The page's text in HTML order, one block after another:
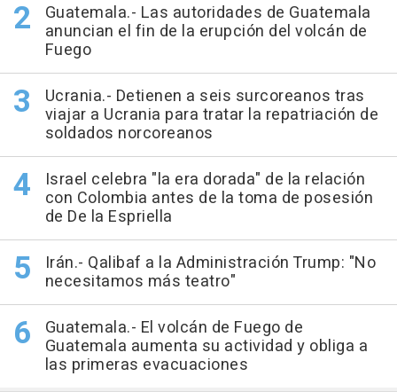
Guatemala.- Las autoridades de Guatemala
anuncian el fin de la erupción del volcán de
Fuego
Ucrania.- Detienen a seis surcoreanos tras
viajar a Ucrania para tratar la repatriación de
soldados norcoreanos
Israel celebra "la era dorada" de la relación
con Colombia antes de la toma de posesión
de De la Espriella
Irán.- Qalibaf a la Administración Trump: "No
necesitamos más teatro"
Guatemala.- El volcán de Fuego de
Guatemala aumenta su actividad y obliga a
las primeras evacuaciones